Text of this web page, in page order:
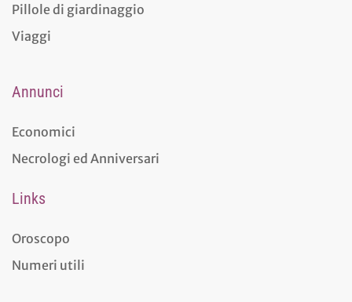
Pillole di giardinaggio
Viaggi
Annunci
Economici
Necrologi ed Anniversari
Links
Oroscopo
Numeri utili